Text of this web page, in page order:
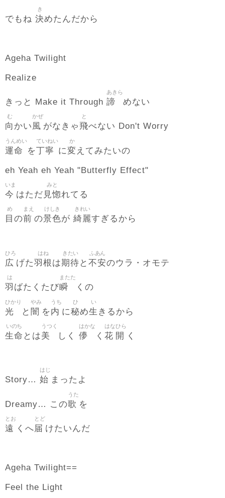
でもね 決
き
めたんだから
Ageha Twilight
Realize
きっと Make it Through 諦
あきら
めない
向
む
かい風
かぜ
がなきゃ飛
と
べない Don't Worry
運命
うんめい
を丁寧
ていねい
に変
か
えてみたいの
eh Yeah eh Yeah "Butterfly Effect"
今
いま
はただ 見惚
みと
れてる
目
め
の前
まえ
の景色
けしき
が 綺麗
きれい
すぎるから
広
ひろ
げた羽根
はね
は期待
きたい
と 不安
ふあん
のウラ・オモテ
羽
は
ばたくたび瞬
またた
くの
光
ひかり
と 闇
やみ
を内
うち
に秘
ひ
め生
い
きるから
生命
いのち
とは美
うつく
しく 儚
はかな
く 花
はな
開
ひら
く
Story… 始
はじ
まったよ
Dreamy… この歌
うた
を
遠
とお
くへ届
とど
けたいんだ
Ageha Twilight==
Feel the Light